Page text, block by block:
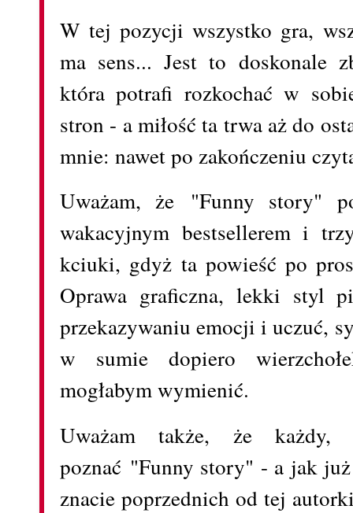
W tej pozycji wszystko gra,
ma sens... Jest to doskonale
która potrafi rozkochać w
stron - a miłość ta trwa aż do
mnie: nawet po zakończeniu
Uważam, że "Funny story"
wakacyjnym bestsellerem i
kciuki, gdyż ta powieść po
Oprawa graficzna, lekki styl
przekazywaniu emocji i uczuć,
w sumie dopiero
mogłabym wymienić.
Uważam także, że
poznać "Funny story" - a jak
znacie poprzednich od tej